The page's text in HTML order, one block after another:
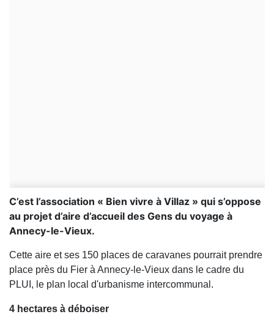
C’est l’association « Bien vivre à Villaz » qui s’oppose
au projet d’aire d’accueil des Gens du voyage à
Annecy-le-Vieux.
Cette aire et ses 150 places de caravanes pourrait prendre
place près du Fier à Annecy-le-Vieux dans le cadre du
PLUI, le plan local d'urbanisme intercommunal.
4 hectares à déboiser